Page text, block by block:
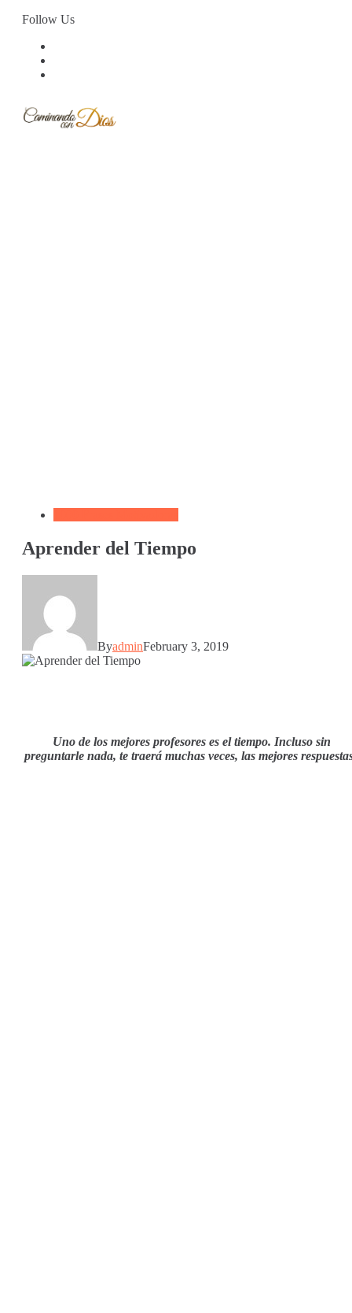
Skip
Follow Us
Aprender del Tiempo
ByadminFebruary 3, 2019
Uno de los mejores profesores es el tiempo. Incluso sin
preguntarle nada, te traerá muchas veces, las mejores